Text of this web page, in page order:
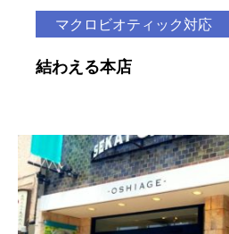
マクロビオティック対応
結わえる本店